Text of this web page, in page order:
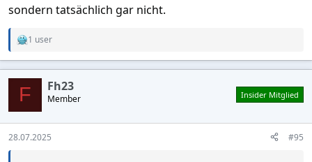
sondern tatsächlich gar nicht.
R
c
o
n
s
:
1 user
F Fh23
Member Insider Mitglied
28.07.2025 #95